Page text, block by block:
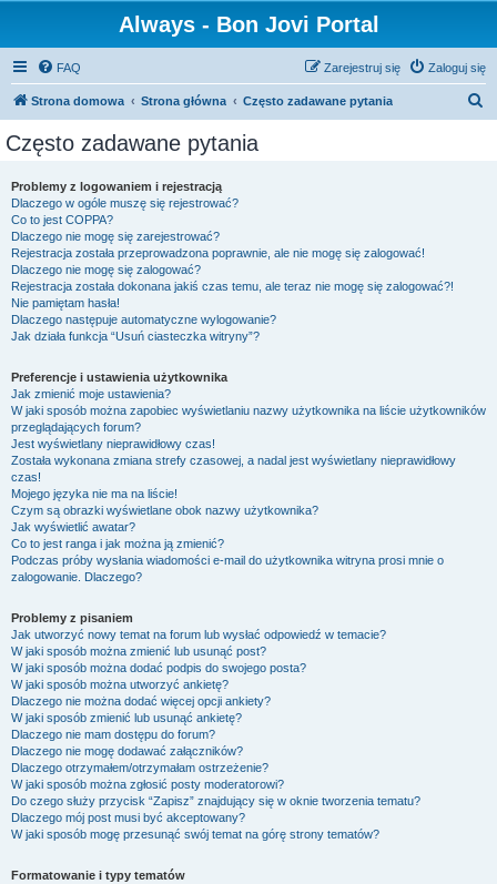
Always - Bon Jovi Portal
FAQ Zaloguj się
Zarejestruj się
Strona domowa Strona główna Często zadawane pytania
Często zadawane pytania
Problemy z logowaniem i rejestracją
Dlaczego w ogóle muszę się rejestrować?
Co to jest COPPA?
Dlaczego nie mogę się zarejestrować?
Rejestracja została przeprowadzona poprawnie, ale nie mogę się zalogować!
Dlaczego nie mogę się zalogować?
Rejestracja została dokonana jakiś czas temu, ale teraz nie mogę się zalogować?!
Nie pamiętam hasła!
Dlaczego następuje automatyczne wylogowanie?
Jak działa funkcja “Usuń ciasteczka witryny”?
Preferencje i ustawienia użytkownika
Jak zmienić moje ustawienia?
W jaki sposób można zapobiec wyświetlaniu nazwy użytkownika na liście użytkowników
przeglądających forum?
Jest wyświetlany nieprawidłowy czas!
Została wykonana zmiana strefy czasowej, a nadal jest wyświetlany nieprawidłowy
czas!
Mojego języka nie ma na liście!
Czym są obrazki wyświetlane obok nazwy użytkownika?
Jak wyświetlić awatar?
Co to jest ranga i jak można ją zmienić?
Podczas próby wysłania wiadomości e-mail do użytkownika witryna prosi mnie o
zalogowanie. Dlaczego?
Problemy z pisaniem
Jak utworzyć nowy temat na forum lub wysłać odpowiedź w temacie?
W jaki sposób można zmienić lub usunąć post?
W jaki sposób można dodać podpis do swojego posta?
W jaki sposób można utworzyć ankietę?
Dlaczego nie można dodać więcej opcji ankiety?
W jaki sposób zmienić lub usunąć ankietę?
Dlaczego nie mam dostępu do forum?
Dlaczego nie mogę dodawać załączników?
Dlaczego otrzymałem/otrzymałam ostrzeżenie?
W jaki sposób można zgłosić posty moderatorowi?
Do czego służy przycisk “Zapisz” znajdujący się w oknie tworzenia tematu?
Dlaczego mój post musi być akceptowany?
W jaki sposób mogę przesunąć swój temat na górę strony tematów?
Formatowanie i typy tematów